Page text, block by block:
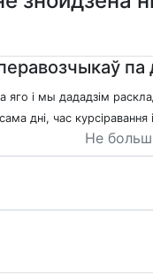
яго і мы дададзім
дні, час курсіравання
Не больш